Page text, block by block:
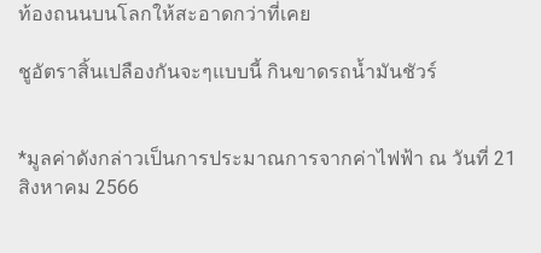
ท้องถนนบนโลกให้สะอาดกว่าที่เคย
ชูอัตราสิ้นเปลืองกันจะๆแบบนี้ กินขาดรถน้ำมันชัวร์
*มูลค่าดังกล่าวเป็นการประมาณการจากค่าไฟฟ้า ณ วันที่ 21
สิงหาคม 2566